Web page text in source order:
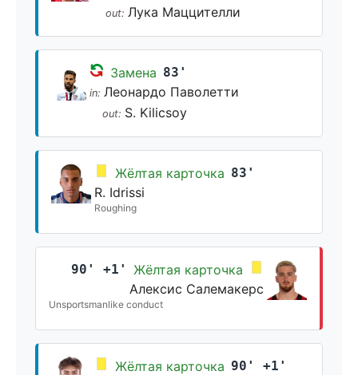
out: Лука Маццителли
Замена 83'
in: Леонардо Паволетти
out: S. Kilicsoy
Жёлтая карточка 83'
R. Idrissi
Roughing
90' +1'
Жёлтая карточка
Алексис Салемакерс
Unsportsmanlike conduct
Жёлтая карточка 90' +1'